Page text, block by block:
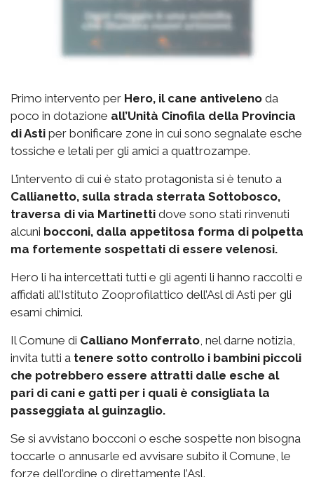
Primo intervento per Hero, il cane antiveleno da
poco in dotazione all’Unità Cinofila della Provincia
di Asti per bonificare zone in cui sono segnalate esche
tossiche e letali per gli amici a quattrozampe.
L’intervento di cui è stato protagonista si è tenuto a
Callianetto, sulla strada sterrata Sottobosco,
traversa di via Martinetti dove sono stati rinvenuti
alcuni bocconi, dalla appetitosa forma di polpetta
ma fortemente sospettati di essere velenosi.
Hero li ha intercettati tutti e gli agenti li hanno raccolti e
affidati all’Istituto Zooprofilattico dell’Asl di Asti per gli
esami chimici.
Il Comune di Calliano Monferrato , nel darne notizia,
invita tutti a tenere sotto controllo i bambini piccoli
che potrebbero essere attratti dalle esche al
pari di cani e gatti per i quali è consigliata la
passeggiata al guinzaglio.
Se si avvistano bocconi o esche sospette non bisogna
toccarle o annusarle ed avvisare subito il Comune, le
forze dell’ordine o direttamente l’Asl.